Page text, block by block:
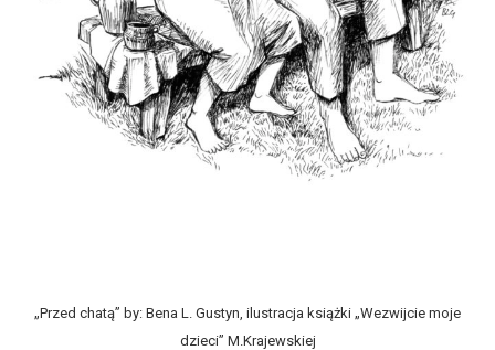
„Przed chatą” by: Bena L. Gustyn, ilustracja książki „Wezwijcie moje
dzieci” M.Krajewskiej